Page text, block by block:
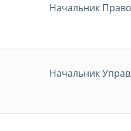
Начальник
Начальник